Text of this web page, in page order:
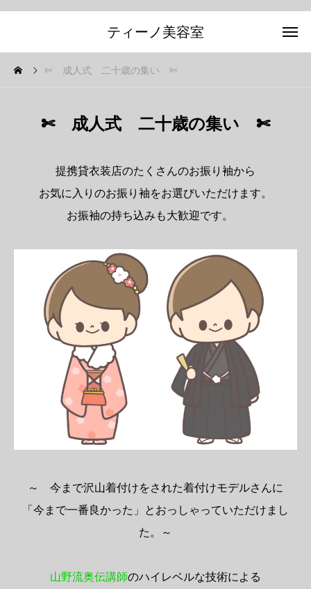
ティーノ美容室
✄ 成人式 二十歳の集い ✄
✄ 成人式 二十歳の集い ✄
提携貸衣装店のたくさんのお振り袖から
お気に入りのお振り袖をお選びいただけます。
お振袖の持ち込みも大歓迎です。
～ 今まで沢山着付けをされた着付けモデルさんに
「今まで一番良かった」とおっしゃっていただけまし
た。～
山野流奥伝講師のハイレベルな技術による